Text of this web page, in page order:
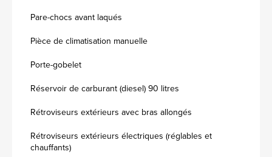
Pare-chocs avant laqués
Pièce de climatisation manuelle
Porte-gobelet
Réservoir de carburant (diesel) 90 litres
Rétroviseurs extérieurs avec bras allongés
Rétroviseurs extérieurs électriques (réglables et
chauffants)